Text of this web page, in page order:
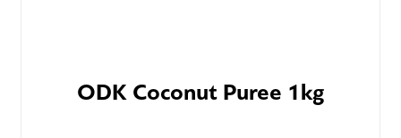
ODK Coconut Puree 1kg